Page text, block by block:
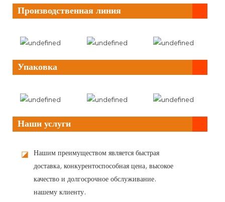
Производственная линия
Упаковка
Наши услуги
◪
Нашим преимуществом является быстрая
доставка, конкурентоспособная цена, высокое
качество и долгосрочное обслуживание.
нашему клиенту.